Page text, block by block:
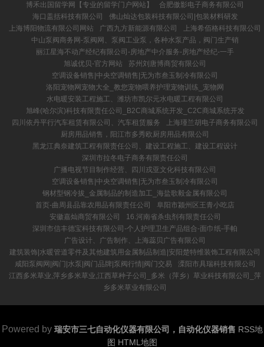
博禾出国留学网【专业的留学门户网站】
合肥傲影电子商务有限公司
海口盖括科技有限公司
佛山灿达包装科技有限公司|包装材料研发
上海博阳物流有限公司网站
广西九方新能源有限公司
上海希佰格科技有限公司
中山泵阀商务网-泵阀网、泵阀工业泵，各种水泵产品，阀门生产销
丽江星海不动产经纪有限公司-房地产中介服务-房地产经纪-一手
旭诚优贝-官方网站
苏州刘唐博商贸有限公司
空调设备销售|中央空调销售|无为市叁玉制冷有限公司
洛阳宠物网宠物大全_教您宠物喂养护理宠物训练_宠物网
水电暖安装工程施工、潍坊市凯尔元水电暖工程有限公司
旭峰(哈尔滨)科技有限责任公司_B2C商城系统开发_C2C商城系统开发
四川依丹平行汽车租赁有限公司、汽车租赁服务
上海瑾兰胡电子商务有限公司
厨房用品销售，阳江市多秀欧厨房用品有限公司
黑龙江典奈建筑工程有限责任公司、建设工程施工、建设工程设计
深圳市拉冬电子商务有限责任公司
广播电视节目制作经营、四川戎亚文化科技有限公司
空调设备销售|中央空调销售|无为市叁玉制冷有限公司
钢材型钢冷拔_金属制品的制造加工_海盐歌毅金属有限公司
首页-曲周县品靠农用品有限责任公司
阜阳市颍州区王青小吃店
安徽嘉灿商贸有限公司
16.河南省杀虫剂有限责任公司
深圳市信丰德宝科技有限公司-个人护理卫生产品组合-面巾纸-手帕
广告设计、广告制作、上海蕊贝广告有限公司
建筑装饰|水暖管道零件及其他建筑用金属制品制造|安阳楚特维装饰工程有限公司
咸阳泵阀网|阀门|水泵|阀门品牌|泵阀行情|阀门交易
溧阳市具瑞科技有限公司
江西多米草业,萍乡多米草业,江西草种子公司_多米（萍乡）草业科技有限公司_萍
乡多米草业有限公司
Powered by 瑞安市三七自动化仪器有限公司，自动化仪器销售 RSS地
图 HTML地图